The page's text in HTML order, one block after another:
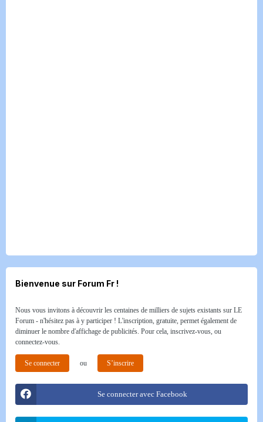
Bienvenue sur Forum Fr !
Nous vous invitons à découvrir les centaines de milliers de sujets existants sur LE
Forum - n'hésitez pas à y participer ! L'inscription, gratuite, permet également de
diminuer le nombre d'affichage de publicités. Pour cela, inscrivez-vous, ou
connectez-vous.
Se connecter ou S’inscrire
Se connecter avec Facebook